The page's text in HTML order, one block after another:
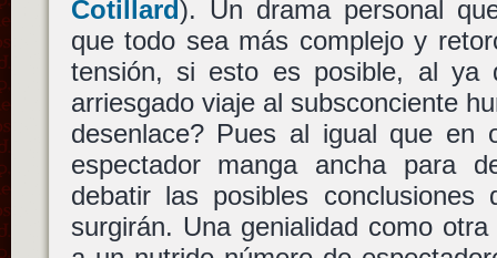
Cotillard). Un drama personal
que todo sea más complejo y
tensión, si esto es posible, al ya
arriesgado viaje al subsconciente
desenlace? Pues al igual que en
espectador manga ancha para
debatir las posibles
surgirán. Una genialidad como